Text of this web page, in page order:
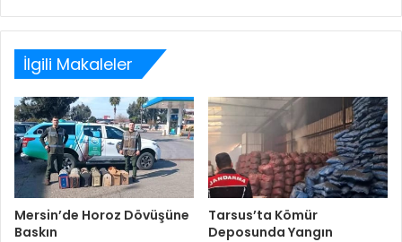
sitesi
İlgili Makaleler
Mersin’de Horoz Dövüşüne
Baskın
Tarsus’ta Kömür
Deposunda Yangın